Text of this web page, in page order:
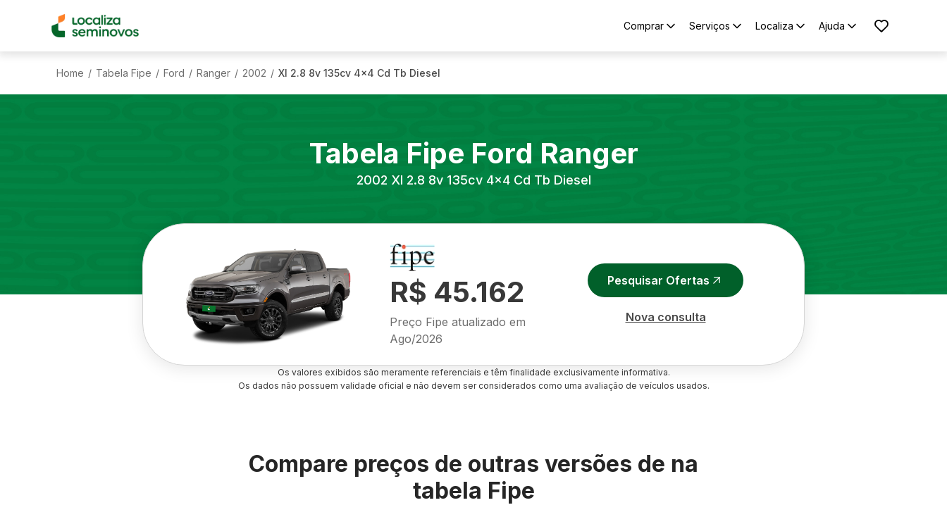
Comprar Serviços Localiza Ajuda
Home / Tabela Fipe / Ford / Ranger / 2002 / Xl 2.8 8v 135cv 4x4 Cd Tb Diesel
Tabela Fipe Ford Ranger
2002 Xl 2.8 8v 135cv 4x4 Cd Tb Diesel
R$ 45.162
Preço Fipe atualizado em
Ago/2026
Pesquisar Ofertas
Nova consulta
Os valores exibidos são meramente referenciais e têm finalidade exclusivamente informativa.
Os dados não possuem validade oficial e não devem ser considerados como uma avaliação de veículos usados.
Compare preços de outras versões de na
tabela Fipe